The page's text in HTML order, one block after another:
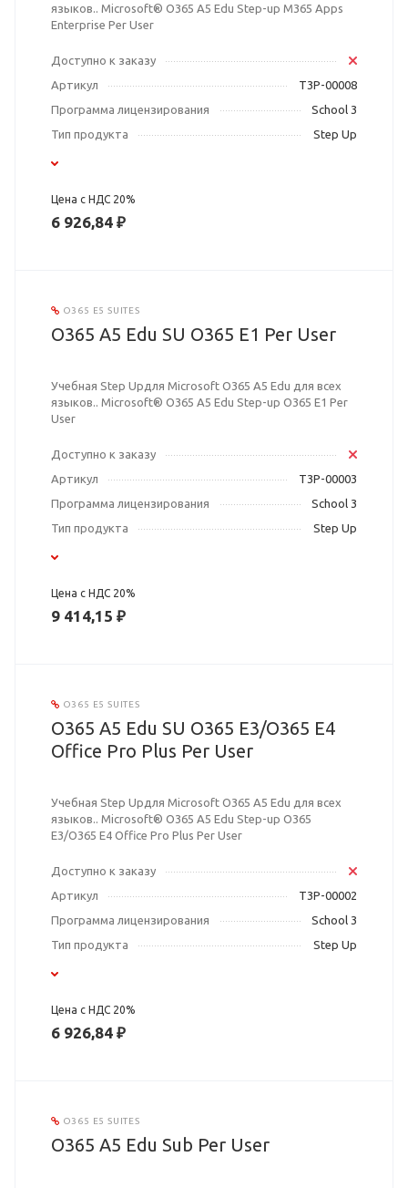
языков.. Microsoft® O365 A5 Edu Step-up M365 Apps
Enterprise Per User
Доступно к заказу
Артикул
T3P-00008
Программа лицензирования
School 3
Тип продукта
Step Up
Цена с НДС 20%
6 926,84 ₽
O365 E5 SUITES
O365 A5 Edu SU O365 E1 Per User
Учебная Step Upдля Microsoft O365 A5 Edu для всех
языков.. Microsoft® O365 A5 Edu Step-up O365 E1 Per
User
Доступно к заказу
Артикул
T3P-00003
Программа лицензирования
School 3
Тип продукта
Step Up
Цена с НДС 20%
9 414,15 ₽
O365 E5 SUITES
O365 A5 Edu SU O365 E3/O365 E4
Office Pro Plus Per User
Учебная Step Upдля Microsoft O365 A5 Edu для всех
языков.. Microsoft® O365 A5 Edu Step-up O365
E3/O365 E4 Office Pro Plus Per User
Доступно к заказу
Артикул
T3P-00002
Программа лицензирования
School 3
Тип продукта
Step Up
Цена с НДС 20%
6 926,84 ₽
O365 E5 SUITES
O365 A5 Edu Sub Per User